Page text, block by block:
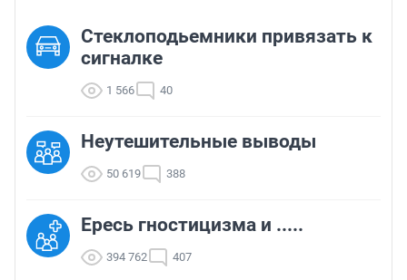
Стеклоподьемники привязать к
сигналке
1 566 40
Неутешительные выводы
50 619 388
Ересь гностицизма и .....
394 762 407